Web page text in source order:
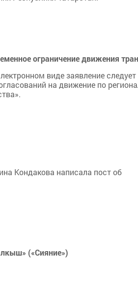
ограничение движения
виде заявление
на движение по
Кондакова написала пост об
(«Сияние»)